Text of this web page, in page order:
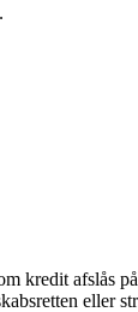
kredit afslås
eller